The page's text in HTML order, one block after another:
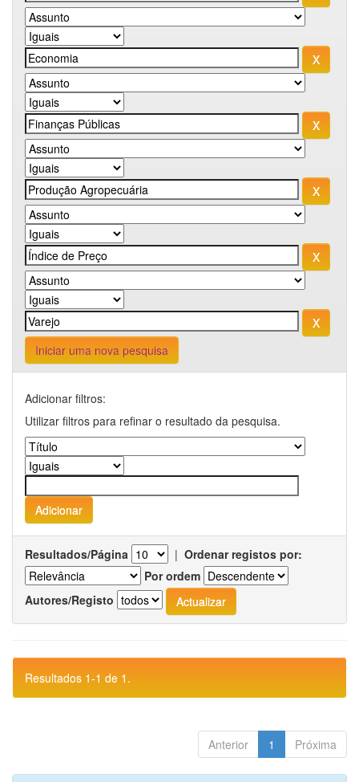
Iniciar uma nova pesquisa
Adicionar filtros:
Utilizar filtros para refinar o resultado da pesquisa.
Resultados/Página | Ordenar registos por:
Por ordem
Autores/Registo
Resultados 1-1 de 1.
Anterior 1 Próxima